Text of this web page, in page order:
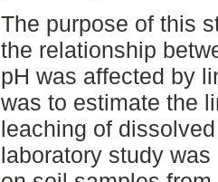
The purpose of this
the relationship
pH was affected by
was to estimate the
leaching of
laboratory study